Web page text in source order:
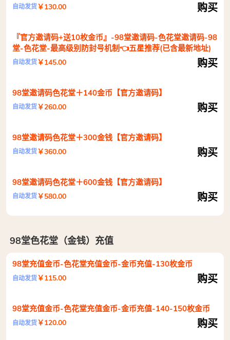
自动发货￥130.00 购买
『官方邀请码+送10枚金币』-98堂邀请码-色花堂邀请码-98
堂-色花堂-最高级别防封号机制👈五星推荐(已含最新地址)
自动发货￥145.00 购买
98堂邀请码色花堂＋140金币【官方邀请码】
自动发货￥260.00 购买
98堂邀请码色花堂＋300金钱【官方邀请码】
自动发货￥360.00 购买
98堂邀请码色花堂＋600金钱【官方邀请码】
自动发货￥580.00 购买
98堂色花堂（金钱）充值
98堂充值金币-色花堂充值金币-金币充值-130枚金币
自动发货￥115.00 购买
98堂充值金币-色花堂充值金币-金币充值-140-150枚金币
自动发货￥120.00 购买